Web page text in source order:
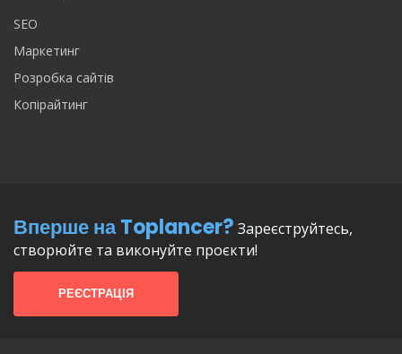
SEO
Маркетинг
Розробка сайтів
Копірайтинг
Вперше на Toplancer? Зареєструйтесь,
створюйте та виконуйте проєкти!
РЕЄСТРАЦІЯ